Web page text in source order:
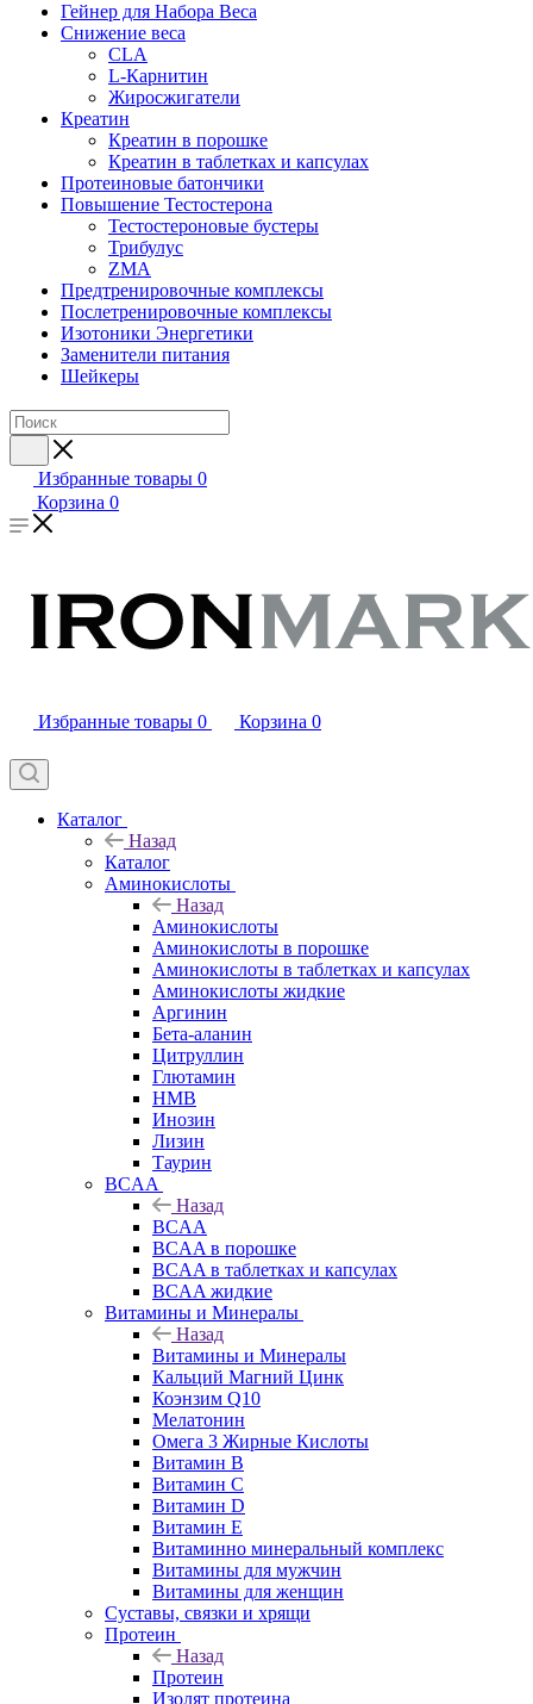
Гейнер для Набора Веса
Снижение веса
CLA
L-Карнитин
Жиросжигатели
Креатин
Креатин в порошке
Креатин в таблетках и капсулах
Протеиновые батончики
Повышение Тестостерона
Тестостероновые бустеры
Трибулус
ZMA
Предтренировочные комплексы
Послетренировочные комплексы
Изотоники Энергетики
Заменители питания
Шейкеры
Избранные товары 0
Корзина 0
Избранные товары 0 Корзина 0
Каталог
Назад
Каталог
Аминокислоты
Назад
Аминокислоты
Аминокислоты в порошке
Аминокислоты в таблетках и капсулах
Аминокислоты жидкие
Аргинин
Бета-аланин
Цитруллин
Глютамин
HMB
Инозин
Лизин
Таурин
BCAA
Назад
BCAA
BCAA в порошке
BCAA в таблетках и капсулах
BCAA жидкие
Витамины и Минералы
Назад
Витамины и Минералы
Кальций Магний Цинк
Коэнзим Q10
Мелатонин
Омега 3 Жирные Кислоты
Витамин B
Витамин C
Витамин D
Витамин E
Витаминно минеральный комплекс
Витамины для мужчин
Витамины для женщин
Суставы, связки и хрящи
Протеин
Назад
Протеин
Изолят протеина